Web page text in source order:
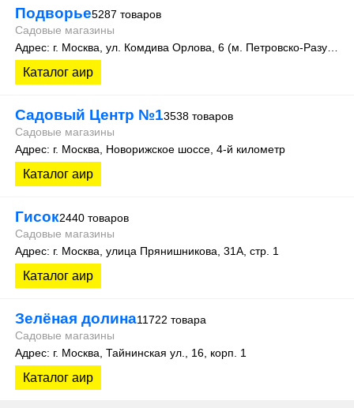
Подворье5287 товаров
Садовые магазины
Каталог аир
Садовый Центр №13538 товаров
Садовые магазины
Адрес: г. Москва, Новорижское шоссе, 4-й километр
Каталог аир
Гисок2440 товаров
Садовые магазины
Адрес: г. Москва, улица Прянишникова, 31А, стр. 1
Каталог аир
Зелёная долина11722 товара
Садовые магазины
Адрес: г. Москва, Тайнинская ул., 16, корп. 1
Каталог аир